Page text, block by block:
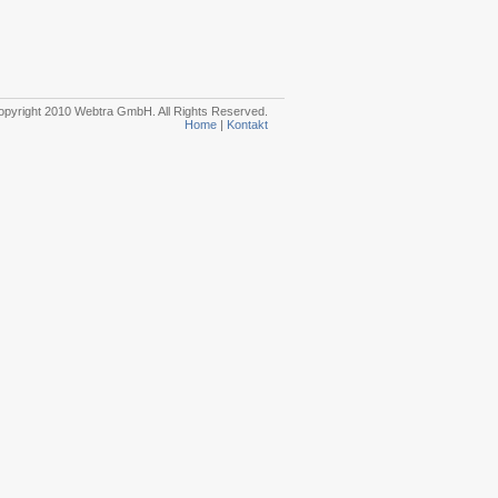
2010 Webtra GmbH. All Rights Reserved.
Home | Kontakt